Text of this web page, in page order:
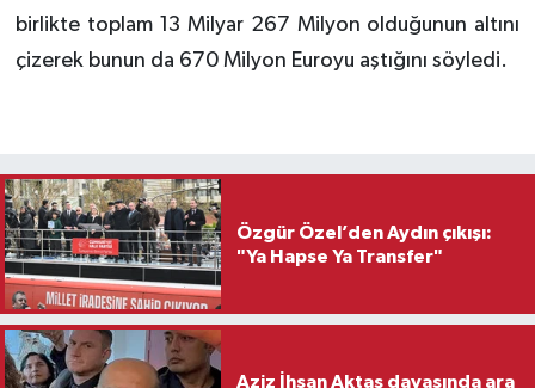
birlikte toplam 13 Milyar 267 Milyon olduğunun altını
çizerek bunun da 670 Milyon Euroyu aştığını söyledi.
Özgür Özel’den Aydın çıkışı:
"Ya Hapse Ya Transfer"
Aziz İhsan Aktaş davasında ara